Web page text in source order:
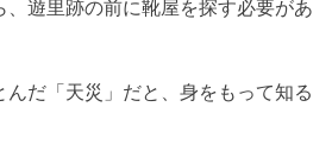
、遊里跡の前に靴屋を探す必要があ
んだ「天災」だと、身をもって知る